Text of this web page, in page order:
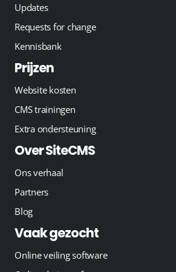
Updates
Requests for change
Kennisbank
Prijzen
Website kosten
CMS trainingen
Extra ondersteuning
Over SiteCMS
Ons verhaal
Partners
Blog
Vaak gezocht
Online veiling software